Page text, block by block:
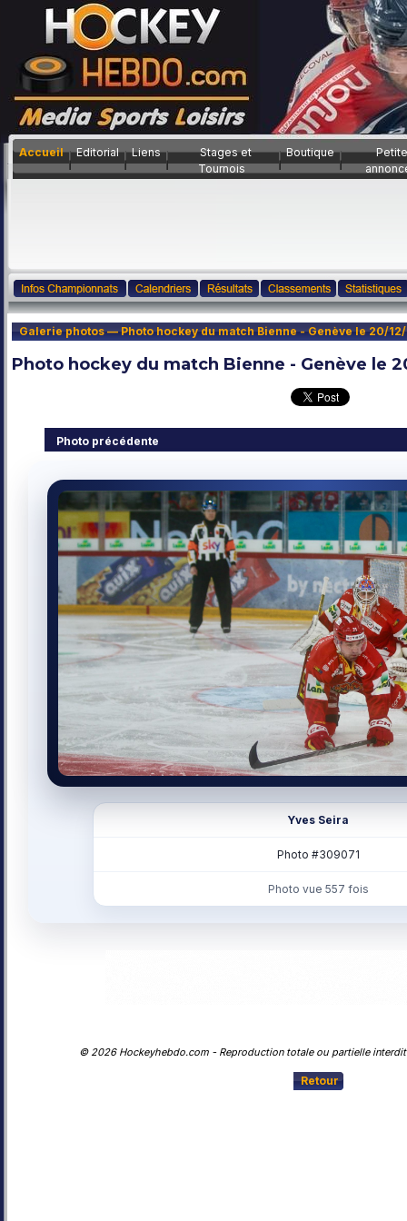
Accueil Editorial Liens
Stages et
Tournois
Boutique
Galerie photos — Photo hockey du match Bienne - Genève le 20/
Photo hockey du match Bienne - Genève le
Photo précédente
Yves Seira
Photo #309071
Photo vue 557 fois
© 2026 Hockeyhebdo.com - Reproduction totale ou partielle
Retour